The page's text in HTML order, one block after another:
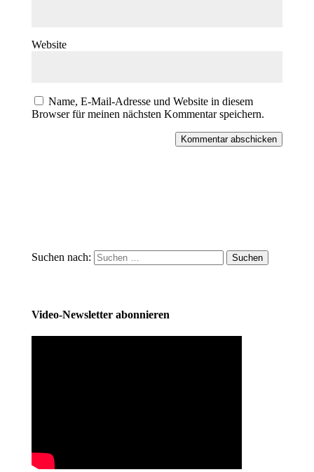
Website
Name, E-Mail-Adresse und Website in diesem
Browser für meinen nächsten Kommentar speichern.
Kommentar abschicken
Suchen nach:
Video-Newsletter abonnieren